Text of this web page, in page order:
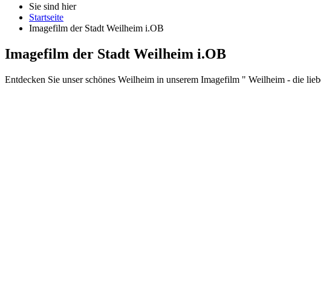
Sie sind hier
Startseite
Imagefilm der Stadt Weilheim i.OB
Imagefilm der Stadt Weilheim i.OB
Entdecken Sie unser schönes Weilheim in unserem Imagefilm " Weilheim - die